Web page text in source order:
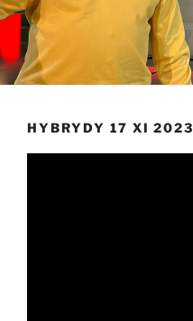
HYBRYDY 17 XI 2023